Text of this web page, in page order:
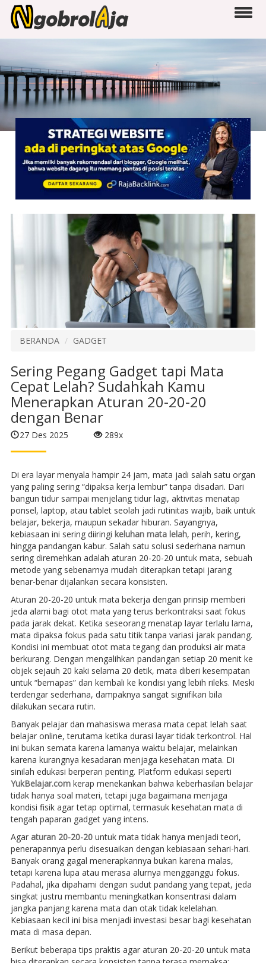
BERANDA GADGET
Sering Pegang Gadget tapi Mata
Cepat Lelah? Sudahkah Kamu
Menerapkan Aturan 20-20-20
dengan Benar
27 Des 2025 289x
Di era layar menyala hampir 24 jam, mata jadi salah satu organ
yang paling sering “dipaksa kerja lembur” tanpa disadari. Dari
bangun tidur sampai menjelang tidur lagi, aktivitas menatap
ponsel, laptop, atau tablet seolah jadi rutinitas wajib, baik untuk
belajar, bekerja, maupun sekadar hiburan. Sayangnya,
kebiasaan ini sering diiringi keluhan mata lelah, perih, kering,
hingga pandangan kabur. Salah satu solusi sederhana namun
sering diremehkan adalah aturan 20-20-20 untuk mata, sebuah
metode yang sebenarnya mudah diterapkan tetapi jarang
benar-benar dijalankan secara konsisten.
Aturan 20-20-20 untuk mata bekerja dengan prinsip memberi
jeda alami bagi otot mata yang terus berkontraksi saat fokus
pada jarak dekat. Ketika seseorang menatap layar terlalu lama,
mata dipaksa fokus pada satu titik tanpa variasi jarak pandang.
Kondisi ini membuat otot mata tegang dan produksi air mata
berkurang. Dengan mengalihkan pandangan setiap 20 menit ke
objek sejauh 20 kaki selama 20 detik, mata diberi kesempatan
untuk “bernapas” dan kembali ke kondisi yang lebih rileks. Meski
terdengar sederhana, dampaknya sangat signifikan bila
dilakukan secara rutin.
Banyak pelajar dan mahasiswa merasa mata cepat lelah saat
belajar online, terutama ketika durasi layar tidak terkontrol. Hal
ini bukan semata karena lamanya waktu belajar, melainkan
karena kurangnya kesadaran menjaga kesehatan mata. Di
sinilah edukasi berperan penting. Platform edukasi seperti
YukBelajar.comkerap menekankan bahwa keberhasilan belajar
tidak hanya soal materi, tetapi juga bagaimana menjaga
kondisi fisik agar tetap optimal, termasuk kesehatan mata di
tengah paparan gadget yang intens.
Agar aturan 20-20-20untuk mata tidak hanya menjadi teori,
penerapannya perlu disesuaikan dengan kebiasaan sehari-hari.
Banyak orang gagal menerapkannya bukan karena malas,
tetapi karena lupa atau merasa alurnya mengganggu fokus.
Padahal, jika dipahami dengan sudut pandang yang tepat, jeda
singkat justru membantu meningkatkan konsentrasi dalam
jangka panjang karena mata dan otak tidak kelelahan.
Kebiasaan kecil ini bisa menjadi investasi besar bagi kesehatan
mata di masa depan.
Berikut beberapa tips praktis agar aturan 20-20-20 untuk mata